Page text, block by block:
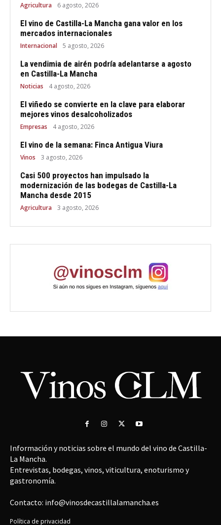
Agricultura 6 agosto, 2026
El vino de Castilla-La Mancha gana valor en los
mercados internacionales
Internacional 5 agosto, 2026
La vendimia de airén podría adelantarse a agosto
en Castilla-La Mancha
Noticias 4 agosto, 2026
El viñedo se convierte en la clave para elaborar
mejores vinos desalcoholizados
Empresas 4 agosto, 2026
El vino de la semana: Finca Antigua Viura
Vinos 3 agosto, 2026
Casi 500 proyectos han impulsado la
modernización de las bodegas de Castilla-La
Mancha desde 2015
Agricultura 3 agosto, 2026
Información y noticias sobre el mundo del vino de Castilla-
La Mancha.
Entrevistas, bodegas, vinos, viticultura, enoturismo y
gastronomía.
Contacto: info@vinosdecastillalamancha.es
Política de privacidad